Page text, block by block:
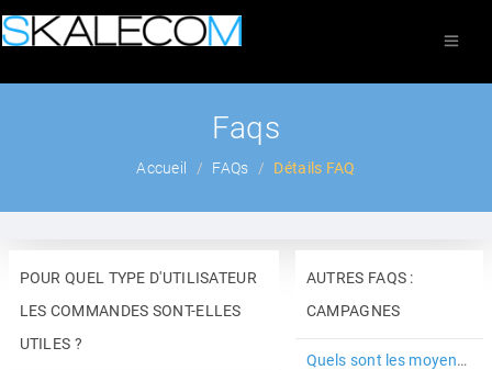
Faqs
Accueil FAQs Détails FAQ
POUR QUEL TYPE D'UTILISATEUR
LES COMMANDES SONT-ELLES
UTILES ?
AUTRES FAQS :
CAMPAGNES
Quels sont les moyens de paiements acceptés dans la salle des march...